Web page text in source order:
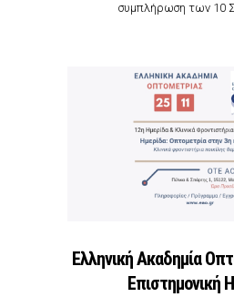
συμπλήρωση των 10
Ελληνική Ακαδημία
Επιστημονική